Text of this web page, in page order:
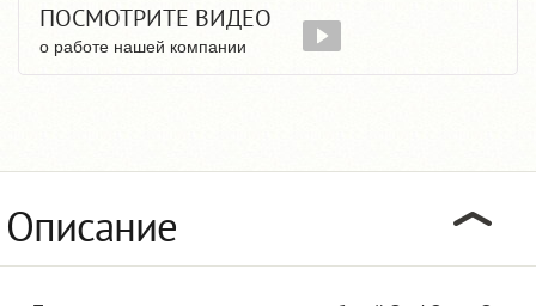
ПОСМОТРИТЕ ВИДЕО
о работе нашей компании
Описание